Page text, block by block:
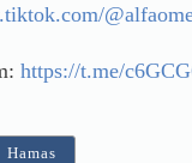
https://t.me/
Hamas